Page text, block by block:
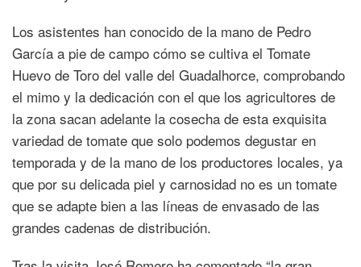
Los asistentes han conocido de la mano de Pedro
García a pie de campo cómo se cultiva el Tomate
Huevo de Toro del valle del Guadalhorce, comprobando
el mimo y la dedicación con el que los agricultores de
la zona sacan adelante la cosecha de esta exquisita
variedad de tomate que solo podemos degustar en
temporada y de la mano de los productores locales, ya
que por su delicada piel y carnosidad no es un tomate
que se adapte bien a las líneas de envasado de las
grandes cadenas de distribución.